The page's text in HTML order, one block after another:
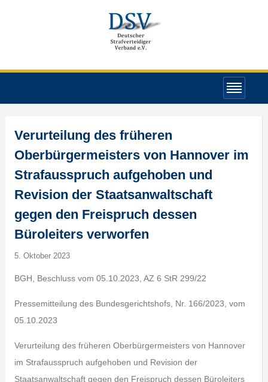
Verurteilung des früheren
Oberbürgermeisters von Hannover im
Strafausspruch aufgehoben und
Revision der Staatsanwaltschaft
gegen den Freispruch dessen
Büroleiters verworfen
5. Oktober 2023
BGH, Beschluss vom 05.10.2023, AZ 6 StR 299/22
Pressemitteilung des Bundesgerichtshofs, Nr. 166/2023, vom
05.10.2023
Verurteilung des früheren Oberbürgermeisters von Hannover
im Strafausspruch aufgehoben und Revision der
Staatsanwaltschaft gegen den Freispruch dessen Büroleiters